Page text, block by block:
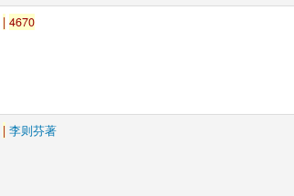
| 4670
| 李则芬著